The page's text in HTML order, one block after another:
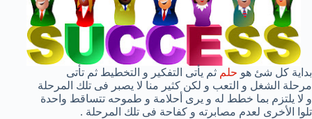
بداية كل شئ هو حلم ثم يأتى التفكير و التخطيط ثم تأتى
مرحلة الشغل و التعب و لكن كثير منا لا يصبر فى تلك المرحلة
و لا يلتزم بما خطط له و يرى أحلامة و طموحه تتساقط واحدة
تلوا الأخرى لعدم مصابرته و كفاحة فى تلك المرحلة .